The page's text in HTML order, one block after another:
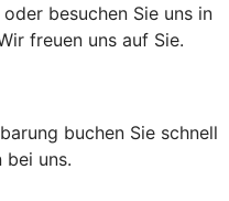
besuchen Sie uns in
freuen uns auf Sie.
buchen Sie schnell
bei uns.